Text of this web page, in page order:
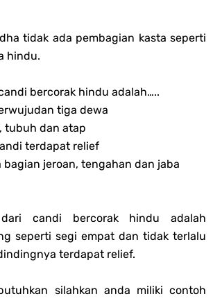
tidak ada pembagian kasta seperti
hindu.
bercorak hindu adalah…..
tiga dewa
tubuh dan atap
terdapat relief
bagian jeroan, tengahan dan jaba
candi bercorak hindu adalah
seperti segi empat dan tidak terlalu
terdapat relief.
silahkan anda miliki contoh